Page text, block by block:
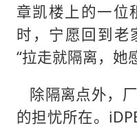
章凯楼上的一位
时，宁愿回到老
“拉走就隔离，她
除隔离点外，
的担忧所在。